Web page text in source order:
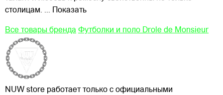
столицам. ... Показать
Все товары бренда Футболки и поло Drole de Monsieur
NUW store работает только с официальными